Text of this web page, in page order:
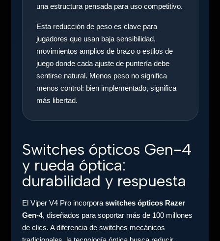
una estructura pensada para uso competitivo.
Esta reducción de peso es clave para
jugadores que usan baja sensibilidad,
movimientos amplios de brazo o estilos de
juego donde cada ajuste de puntería debe
sentirse natural. Menos peso no significa
menos control: bien implementado, significa
más libertad.
Switches ópticos Gen-4
y rueda óptica:
durabilidad y respuesta
El Viper V4 Pro incorpora switches ópticos Razer
Gen-4, diseñados para soportar más de 100 millones
de clics. A diferencia de switches mecánicos